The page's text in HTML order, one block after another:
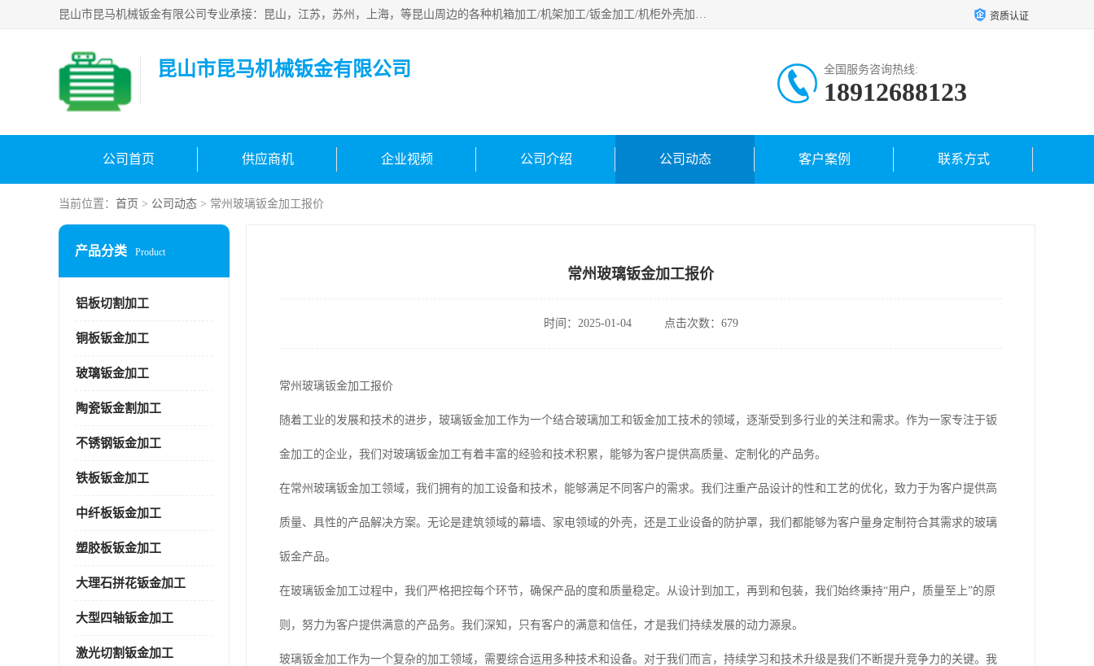
昆山市昆马机械钣金有限公司专业承接：昆山，江苏，苏州，上海，等昆山周边的各种机箱加工/机架加工/钣金加工/机柜外壳加工。多年来，我厂遵循“以人为本”的管理理念，本着“用户第一、信誉至上”的宗旨和“求实、务实，提高办事效率，参与市场竞争”的精神。欢迎新老客户来电咨询！ 资质认证
昆山市昆马机械钣金有限公司 全国服务咨询热线:
18912688123
公司首页 供应商机 企业视频 公司介绍 公司动态 客户案例 联系方式
当前位置： 首页 > 公司动态 > 常州玻璃钣金加工报价
产品分类 Product
铝板切割加工
铜板钣金加工
玻璃钣金加工
陶瓷钣金割加工
不锈钢钣金加工
铁板钣金加工
中纤板钣金加工
塑胶板钣金加工
大理石拼花钣金加工
大型四轴钣金加工
激光切割钣金加工
常州玻璃钣金加工报价
时间：2025-01-04 点击次数：679
常州玻璃钣金加工报价
随着工业的发展和技术的进步，玻璃钣金加工作为一个结合玻璃加工和钣金加工技术的领域，逐渐受到多行业的关注和需求。作为一家专注于钣
金加工的企业，我们对玻璃钣金加工有着丰富的经验和技术积累，能够为客户提供高质量、定制化的产品务。
在常州玻璃钣金加工领域，我们拥有的加工设备和技术，能够满足不同客户的需求。我们注重产品设计的性和工艺的优化，致力于为客户提供高
质量、具性的产品解决方案。无论是建筑领域的幕墙、家电领域的外壳，还是工业设备的防护罩，我们都能够为客户量身定制符合其需求的玻璃
钣金产品。
在玻璃钣金加工过程中，我们严格把控每个环节，确保产品的度和质量稳定。从设计到加工，再到和包装，我们始终秉持“用户，质量至上”的原
则，努力为客户提供满意的产品务。我们深知，只有客户的满意和信任，才是我们持续发展的动力源泉。
玻璃钣金加工作为一个复杂的加工领域，需要综合运用多种技术和设备。对于我们而言，持续学习和技术升级是我们不断提升竞争力的关键。我